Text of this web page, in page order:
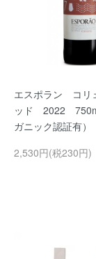
エスポラン コ
ッド 2022
ガニック認証有）
2,530円(税230円)